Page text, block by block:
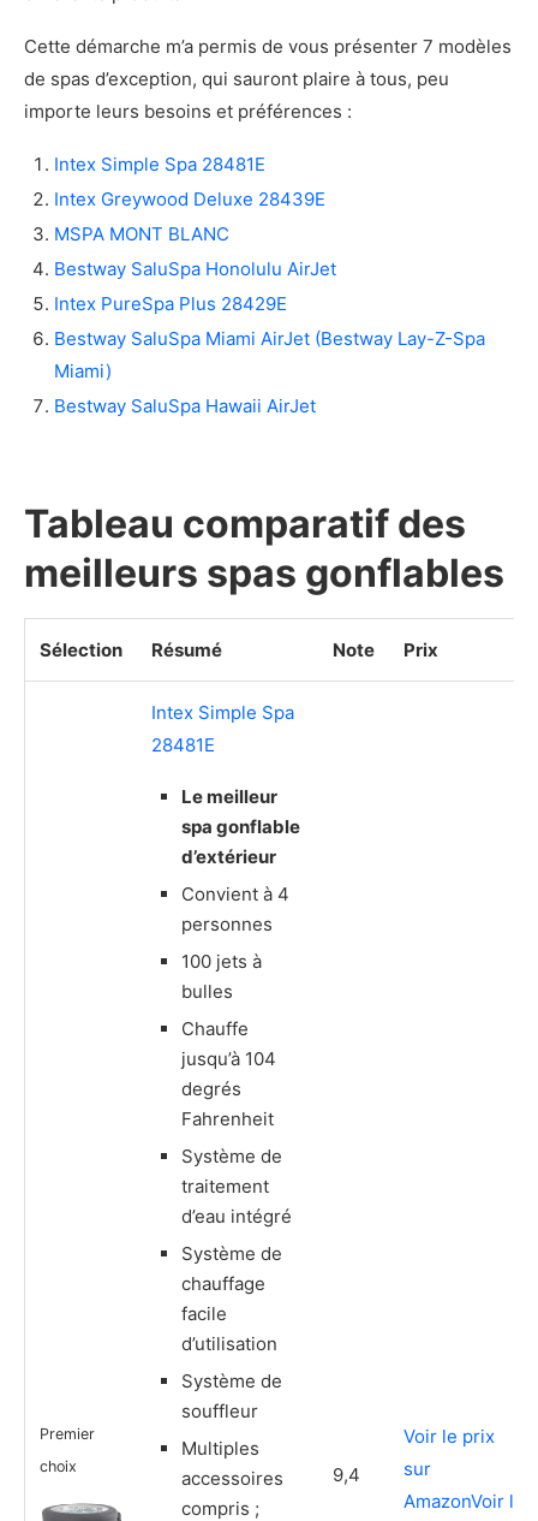
Cette démarche m’a permis de vous présenter 7 modèles
de spas d’exception, qui sauront plaire à tous, peu
importe leurs besoins et préférences :
Intex Simple Spa 28481E
Intex Greywood Deluxe 28439E
MSPA MONT BLANC
Bestway SaluSpa Honolulu AirJet
Intex PureSpa Plus 28429E
Bestway SaluSpa Miami AirJet (Bestway Lay-Z-Spa
Miami)
Bestway SaluSpa Hawaii AirJet
Tableau comparatif des
meilleurs spas gonflables
Sélection Résumé Note Prix
Premier
choix
Intex Simple Spa
28481E
Le meilleur
spa gonflable
d’extérieur
Convient à 4
personnes
100 jets à
bulles
Chauffe
jusqu’à 104
degrés
Fahrenheit
Système de
traitement
d’eau intégré
Système de
chauffage
facile
d’utilisation
Système de
souffleur
Multiples
accessoires
compris ;
9,4
Voir le prix
sur
AmazonVoir le